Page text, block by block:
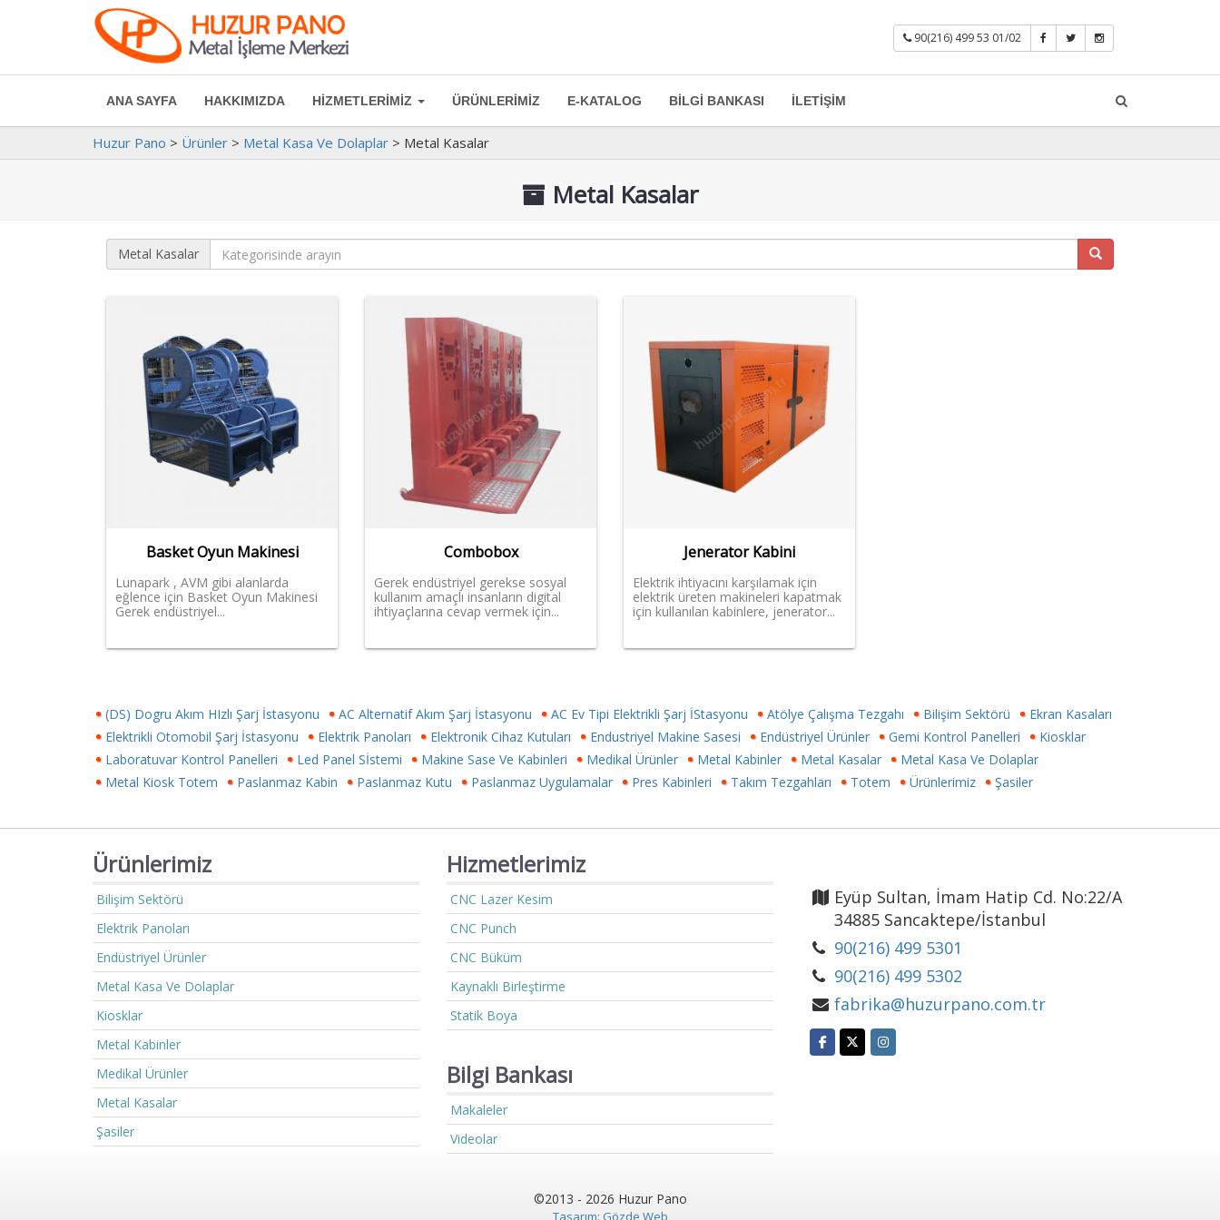
90(216) 499 53 01/02
ANA SAYFA HAKKIMIZDA HIZMETLERIMIZ ÜRÜNLERIMIZ E-KATALOG BILGI BANKASI İLETIŞIM
Huzur Pano > Ürünler > Metal Kasa Ve Dolaplar > Metal Kasalar
Metal Kasalar
Metal Kasalar
Basket Oyun Makinesi
Lunapark , AVM gibi alanlarda
eğlence için Basket Oyun Makinesi
Gerek endüstriyel...
Combobox
Gerek endüstriyel gerekse sosyal
kullanım amaçlı insanların digital
ihtiyaçlarına cevap vermek için...
Jenerator Kabini
Elektrik ihtiyacını karşılamak için
elektrik üreten makineleri kapatmak
için kullanılan kabinlere, jenerator...
(DS) Dogru Akım HIzlı Şarj İstasyonu AC Alternatif Akım Şarj İstasyonu AC Ev Tipi Elektrikli Şarj İStasyonu Atölye Çalışma Tezgahı Bilişim Sektörü
Ekran Kasaları
Elektrikli Otomobil Şarj İstasyonu
Elektrik Panoları Elektronik Cihaz Kutuları Endustriyel Makine Sasesi Endüstriyel Ürünler Gemi Kontrol Panelleri
Kiosklar
Laboratuvar Kontrol Panelleri
Led Panel Sİstemi Makine Sase Ve Kabinleri Medikal Ürünler Metal Kabinler Metal Kasalar
Metal Kasa Ve Dolaplar
Metal Kiosk Totem
Paslanmaz Kabin Paslanmaz Kutu Paslanmaz Uygulamalar Pres Kabinleri Takım Tezgahları Totem Ürünlerimiz Şasiler
Ürünlerimiz
Bilişim Sektörü
Elektrik Panoları
Endüstriyel Ürünler
Metal Kasa Ve Dolaplar
Kiosklar
Metal Kabinler
Medikal Ürünler
Metal Kasalar
Şasiler
Hizmetlerimiz
CNC Lazer Kesim
CNC Punch
CNC Büküm
Kaynaklı Birleştirme
Statik Boya
Bilgi Bankası
Makaleler
Videolar
Eyüp Sultan, İmam Hatip Cd. No:22/A
34885 Sancaktepe/İstanbul
90(216) 499 5301
90(216) 499 5302
fabrika@huzurpano.com.tr
©2013 - 2026 Huzur Pano
Tasarım: Gözde Web